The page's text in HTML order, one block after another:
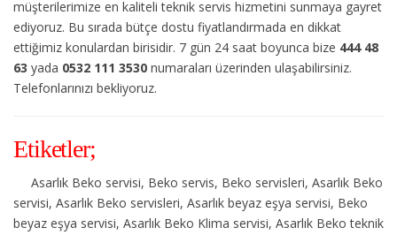
müşterilerimize en kaliteli teknik servis hizmetini sunmaya gayret
ediyoruz. Bu sırada bütçe dostu fiyatlandırmada en dikkat
ettiğimiz konulardan birisidir. 7 gün 24 saat boyunca bize 444 48
63 yada 0532 111 3530 numaraları üzerinden ulaşabilirsiniz.
Telefonlarınızı bekliyoruz.
Etiketler;
Asarlık Beko servisi, Beko servis, Beko servisleri, Asarlık Beko
servisi, Asarlık Beko servisleri, Asarlık beyaz eşya servisi, Beko
beyaz eşya servisi, Asarlık Beko Klima servisi, Asarlık Beko teknik